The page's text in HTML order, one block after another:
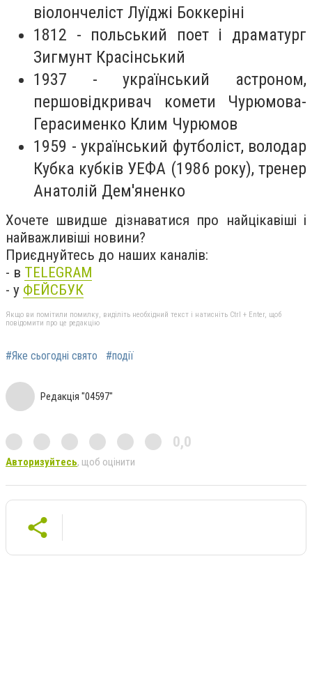
віолончеліст Луїджі Боккеріні
1812 - польський поет і драматург
Зигмунт Красінський
1937 - український астроном,
першовідкривач комети Чурюмова-
Герасименко Клим Чурюмов
1959 - український футболіст, володар
Кубка кубків УЕФА (1986 року), тренер
Анатолій Дем'яненко
Хочете швидше дізнаватися про найцікавіші і
найважливіші новини?
Приєднуйтесь до наших каналів:
- в TELEGRAM
- у ФЕЙСБУК
Якщо ви помітили помилку, виділіть необхідний текст і натисніть Ctrl + Enter, щоб
повідомити про це редакцію
#Яке сьогодні свято #події
Редакція "04597"
0,0
Авторизуйтесь, щоб оцінити